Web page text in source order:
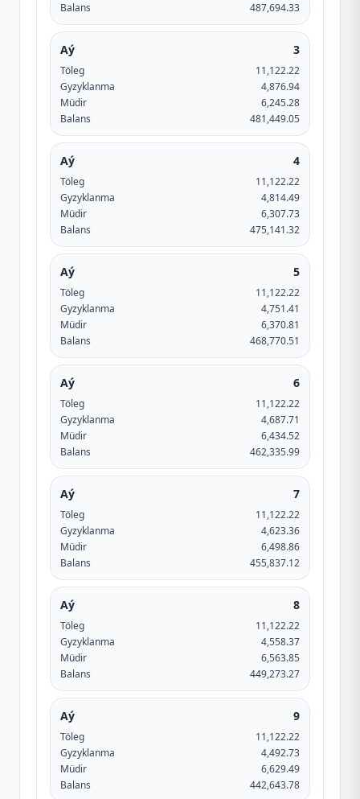
Balans
487,694.33
Aý 3
Töleg
11,122.22
Gyzyklanma
4,876.94
Müdir
6,245.28
Balans
481,449.05
Aý 4
Töleg
11,122.22
Gyzyklanma
4,814.49
Müdir
6,307.73
Balans
475,141.32
Aý 5
Töleg
11,122.22
Gyzyklanma
4,751.41
Müdir
6,370.81
Balans
468,770.51
Aý 6
Töleg
11,122.22
Gyzyklanma
4,687.71
Müdir
6,434.52
Balans
462,335.99
Aý 7
Töleg
11,122.22
Gyzyklanma
4,623.36
Müdir
6,498.86
Balans
455,837.12
Aý 8
Töleg
11,122.22
Gyzyklanma
4,558.37
Müdir
6,563.85
Balans
449,273.27
Aý 9
Töleg
11,122.22
Gyzyklanma
4,492.73
Müdir
6,629.49
Balans
442,643.78